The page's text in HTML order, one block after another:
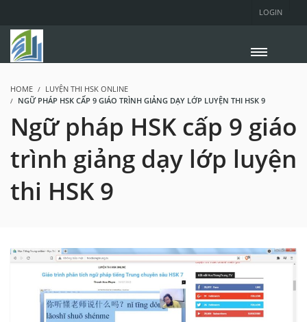
LOGIN
HOME
LUYỆN THI HSK ONLINE
NGỮ PHÁP HSK CẤP 9 GIÁO TRÌNH GIẢNG DẠY LỚP LUYỆN THI HSK 9
Ngữ pháp HSK cấp 9 giáo
trình giảng dạy lớp luyện
thi HSK 9